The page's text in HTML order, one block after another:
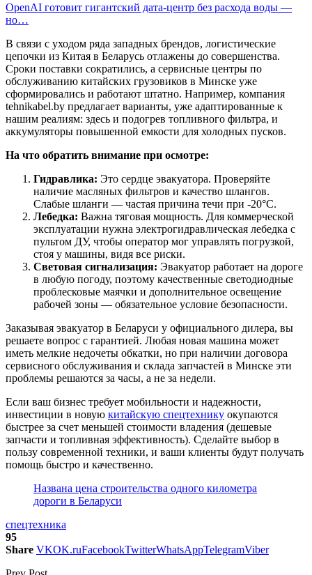
OpenAI готовит гигантский дата-центр без расхода воды —
но…
В связи с уходом ряда западных брендов, логистические
цепочки из Китая в Беларусь отлажены до совершенства.
Сроки поставки сократились, а сервисные центры по
обслуживанию китайских грузовиков в Минске уже
сформировались и работают штатно. Например, компания
tehnikabel.by предлагает варианты, уже адаптированные к
нашим реалиям: здесь и подогрев топливного фильтра, и
аккумуляторы повышенной емкости для холодных пусков.
На что обратить внимание при осмотре:
Гидравлика: Это сердце эвакуатора. Проверяйте
наличие масляных фильтров и качество шлангов.
Слабые шланги — частая причина течи при -20°C.
Лебедка: Важна тяговая мощность. Для коммерческой
эксплуатации нужна электрогидравлическая лебедка с
пультом ДУ, чтобы оператор мог управлять погрузкой,
стоя у машины, видя все риски.
Световая сигнализация: Эвакуатор работает на дороге
в любую погоду, поэтому качественные светодиодные
проблесковые маячки и дополнительное освещение
рабочей зоны — обязательное условие безопасности.
Заказывая эвакуатор в Беларуси у официального дилера, вы
решаете вопрос с гарантией. Любая новая машина может
иметь мелкие недочеты обкатки, но при наличии договора
сервисного обслуживания и склада запчастей в Минске эти
проблемы решаются за часы, а не за недели.
Если ваш бизнес требует мобильности и надежности,
инвестиции в новую китайскую спецтехнику окупаются
быстрее за счет меньшей стоимости владения (дешевые
запчасти и топливная эффективность). Сделайте выбор в
пользу современной техники, и ваши клиенты будут получать
помощь быстро и качественно.
Названа цена строительства одного километра
дороги в Беларуси
спецтехника
95
Share VKOK.ruFacebookTwitterWhatsAppTelegramViber